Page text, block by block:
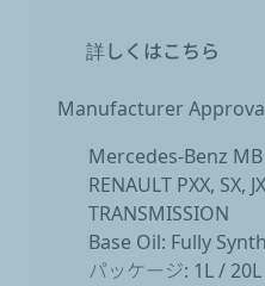
詳しくはこちら
Manufacturer
Mercedes-Benz
RENAULT PXX, SX,
TRANSMISSION
Base Oil: Fully
パッケージ: 1L / 20L